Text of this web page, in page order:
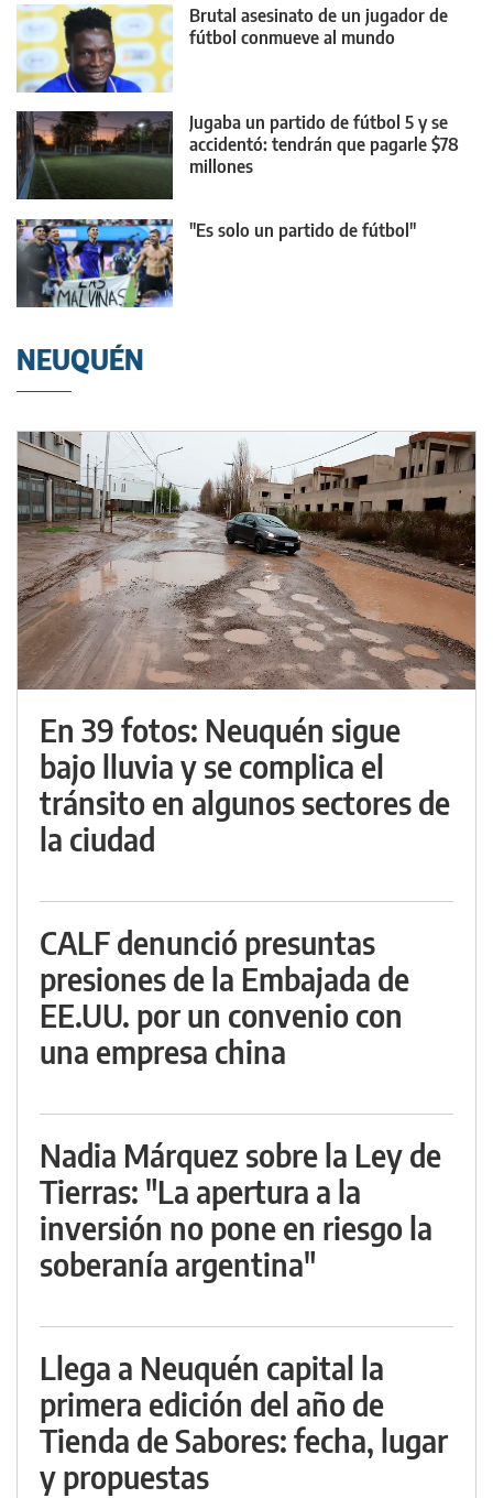
Brutal asesinato de un jugador de
fútbol conmueve al mundo
Jugaba un partido de fútbol 5 y se
accidentó: tendrán que pagarle $78
millones
"Es solo un partido de fútbol"
NEUQUÉN
En 39 fotos: Neuquén sigue
bajo lluvia y se complica el
tránsito en algunos sectores de
la ciudad
CALF denunció presuntas
presiones de la Embajada de
EE.UU. por un convenio con
una empresa china
Nadia Márquez sobre la Ley de
Tierras: "La apertura a la
inversión no pone en riesgo la
soberanía argentina"
Llega a Neuquén capital la
primera edición del año de
Tienda de Sabores: fecha, lugar
y propuestas